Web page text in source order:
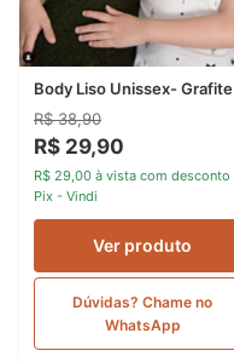
Body Liso Unissex- Grafite
R$ 38,90
R$ 29,90
R$ 29,00 à vista com desconto
Pix - Vindi
Ver produto
Dúvidas? Chame no
WhatsApp